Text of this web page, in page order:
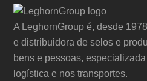
A LeghornGroup é, desde
e distribuidora de selos e
bens e pessoas,
logística e nos transportes.